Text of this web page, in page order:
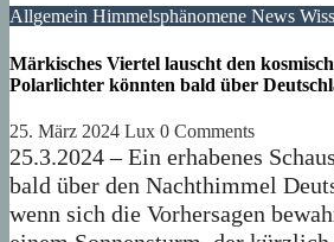
Allgemein Himmelsphänomene News
Märkisches Viertel lauscht den
Polarlichter könnten bald über
25. März 2024 Lux 0 Comments
25.3.2024 – Ein erhabenes
bald über den Nachthimmel
wenn sich die Vorhersagen